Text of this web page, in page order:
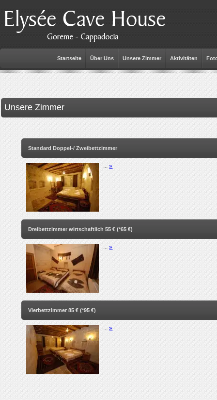
Startseite Über Uns Unsere Zimmer Aktivitäten
Unsere Zimmer
Standard Doppel-/ Zweibettzimmer
...»
Dreibettzimmer wirtschaftlich 55 € (*65 €)
...»
Vierbettzimmer 85 € (*95 €)
...»